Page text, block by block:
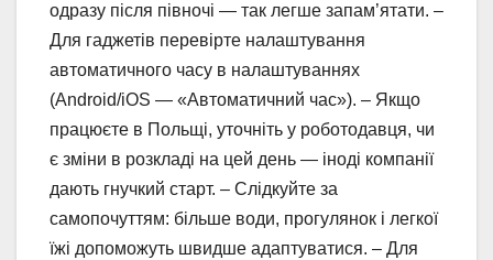
одразу після півночі — так легше запам’ятати. –
Для гаджетів перевірте налаштування
автоматичного часу в налаштуваннях
(Android/iOS — «Автоматичний час»). – Якщо
працюєте в Польщі, уточніть у роботодавця, чи
є зміни в розкладі на цей день — іноді компанії
дають гнучкий старт. – Слідкуйте за
самопочуттям: більше води, прогулянок і легкої
їжі допоможуть швидше адаптуватися. – Для